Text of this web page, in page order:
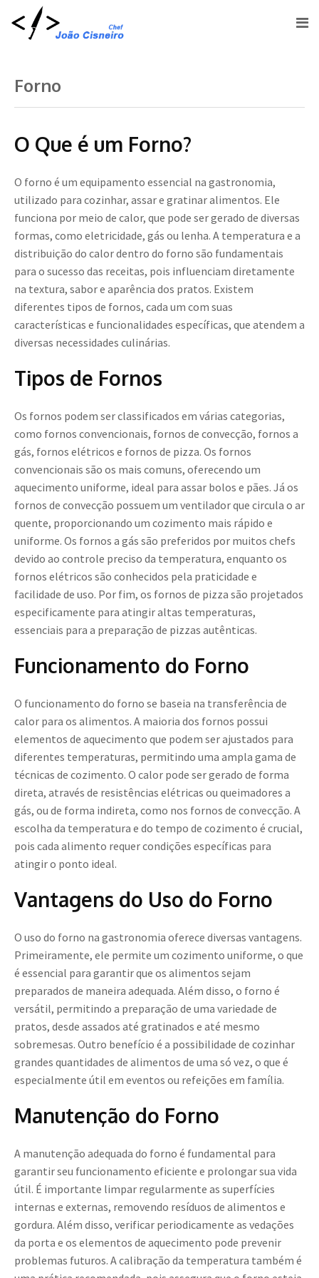
Forno
O Que é um Forno?
O forno é um equipamento essencial na gastronomia,
utilizado para cozinhar, assar e gratinar alimentos. Ele
funciona por meio de calor, que pode ser gerado de diversas
formas, como eletricidade, gás ou lenha. A temperatura e a
distribuição do calor dentro do forno são fundamentais
para o sucesso das receitas, pois influenciam diretamente
na textura, sabor e aparência dos pratos. Existem
diferentes tipos de fornos, cada um com suas
características e funcionalidades específicas, que atendem a
diversas necessidades culinárias.
Tipos de Fornos
Os fornos podem ser classificados em várias categorias,
como fornos convencionais, fornos de convecção, fornos a
gás, fornos elétricos e fornos de pizza. Os fornos
convencionais são os mais comuns, oferecendo um
aquecimento uniforme, ideal para assar bolos e pães. Já os
fornos de convecção possuem um ventilador que circula o ar
quente, proporcionando um cozimento mais rápido e
uniforme. Os fornos a gás são preferidos por muitos chefs
devido ao controle preciso da temperatura, enquanto os
fornos elétricos são conhecidos pela praticidade e
facilidade de uso. Por fim, os fornos de pizza são projetados
especificamente para atingir altas temperaturas,
essenciais para a preparação de pizzas autênticas.
Funcionamento do Forno
O funcionamento do forno se baseia na transferência de
calor para os alimentos. A maioria dos fornos possui
elementos de aquecimento que podem ser ajustados para
diferentes temperaturas, permitindo uma ampla gama de
técnicas de cozimento. O calor pode ser gerado de forma
direta, através de resistências elétricas ou queimadores a
gás, ou de forma indireta, como nos fornos de convecção. A
escolha da temperatura e do tempo de cozimento é crucial,
pois cada alimento requer condições específicas para
atingir o ponto ideal.
Vantagens do Uso do Forno
O uso do forno na gastronomia oferece diversas vantagens.
Primeiramente, ele permite um cozimento uniforme, o que
é essencial para garantir que os alimentos sejam
preparados de maneira adequada. Além disso, o forno é
versátil, permitindo a preparação de uma variedade de
pratos, desde assados até gratinados e até mesmo
sobremesas. Outro benefício é a possibilidade de cozinhar
grandes quantidades de alimentos de uma só vez, o que é
especialmente útil em eventos ou refeições em família.
Manutenção do Forno
A manutenção adequada do forno é fundamental para
garantir seu funcionamento eficiente e prolongar sua vida
útil. É importante limpar regularmente as superfícies
internas e externas, removendo resíduos de alimentos e
gordura. Além disso, verificar periodicamente as vedações
da porta e os elementos de aquecimento pode prevenir
problemas futuros. A calibração da temperatura também é